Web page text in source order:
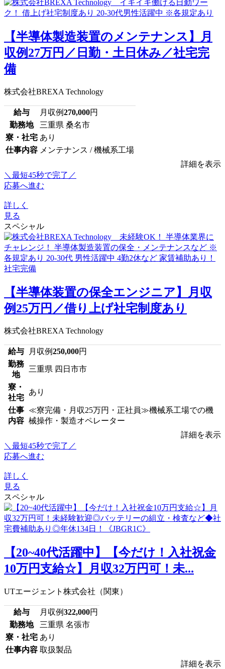
【半導体製造装置のメンテナンス】月
収例27万円／日勤・土日休み／社宅完
備
株式会社BREXA Technology
給与 月収例270,000円
勤務地
三重県 桑名市
寮・社宅 あり
仕事内容 メンテナンス / 機械系工場
詳細を表示
＼最短45秒で完了／
応募へ進む
詳しく
見る
スペシャル
【半導体装置の保全エンジニア】月収
例25万円／借り上げ社宅制度あり
株式会社BREXA Technology
給与 月収例250,000円
勤務
地
三重県 四日市市
寮・
社宅
あり
仕事
内容
≪寮完備・月収25万円・正社員≫機械系工場での機
械操作・製造オペレーター
詳細を表示
＼最短45秒で完了／
応募へ進む
詳しく
見る
スペシャル
【20~40代活躍中】【今だけ！入社祝金
10万円支給☆】月収32万円可！未...
UTエージェント株式会社（関東）
給与 月収例322,000円
勤務地
三重県 名張市
寮・社宅 あり
仕事内容 取扱製品
詳細を表示